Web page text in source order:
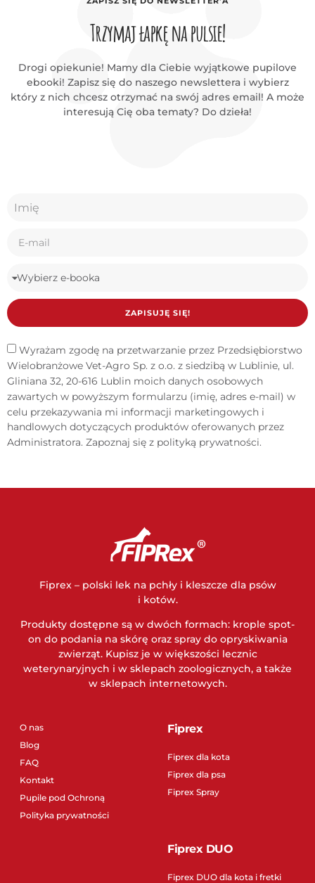
Trzymaj łapkę na pulsie!
Drogi opiekunie! Mamy dla Ciebie wyjątkowe pupilove
ebooki! Zapisz się do naszego newslettera i wybierz
który z nich chcesz otrzymać na swój adres email! A może
interesują Cię oba tematy? Do dzieła!
Wyrażam zgodę na przetwarzanie przez Przedsiębiorstwo
Wielobranżowe Vet-Agro Sp. z o.o. z siedzibą w Lublinie, ul.
Gliniana 32, 20-616 Lublin moich danych osobowych
zawartych w powyższym formularzu (imię, adres e-mail) w
celu przekazywania mi informacji marketingowych i
handlowych dotyczących produktów oferowanych przez
Administratora. Zapoznaj się z polityką prywatności.
ZAPISUJĘ SIĘ!
Fiprex – polski lek na pchły i kleszcze dla psów
i kotów.
Produkty dostępne są w dwóch formach: krople spot-
on do podania na skórę oraz spray do opryskiwania
zwierząt. Kupisz je w większości lecznic
weterynaryjnych i w sklepach zoologicznych, a także
w sklepach internetowych.
O nas
Blog
FAQ
Kontakt
Pupile pod Ochroną
Polityka prywatności
Fiprex
Fiprex dla kota
Fiprex dla psa
Fiprex Spray
Fiprex DUO
Fiprex DUO dla kota i fretki